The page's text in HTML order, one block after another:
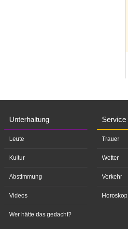
Unterhaltung
Leute
Kultur
Abstimmung
Videos
Wer hätte das gedacht?
Service
Trauer
Wetter
Verkehr
Horoskop